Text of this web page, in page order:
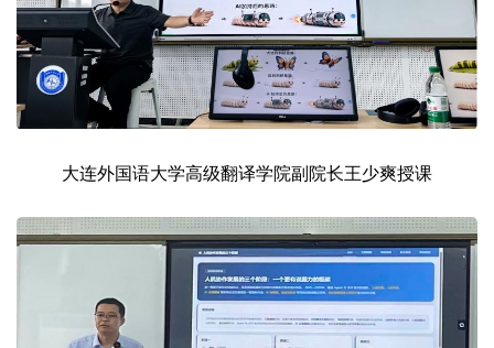
大连外国语大学高级翻译学院副院长王少爽授课